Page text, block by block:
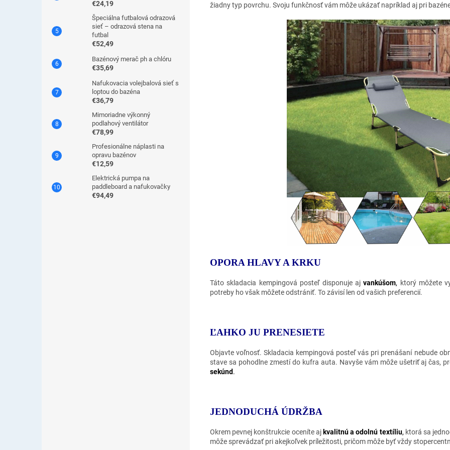
€24,19
Špeciálna futbalová odrazová
sieť – odrazová stena na
futbal
€52,49
Bazénový merač ph a chlóru
€35,69
Nafukovacia volejbalová sieť s
loptou do bazéna
€36,79
Mimoriadne výkonný
podlahový ventilátor
€78,99
Profesionálne náplasti na
opravu bazénov
€12,59
Elektrická pumpa na
paddleboard a nafukovačky
€94,49
žiadny typ povrchu. Svoju funkčnosť vám môže ukázať napríklad aj pri
OPORA HLAVY A KRKU
Táto skladacia kempingová posteľ disponuje ajvankúšom, ktorý môžete
potreby ho však môžete odstrániť. To závisí len od vašich preferencií.
ĽAHKO JU PRENESIETE
Objavte voľnosť. Skladacia kempingová posteľ vás pri prenášaní nebude
stave sa pohodlne zmestí do kufra auta. Navyše vám môže ušetriť aj čas,
sekúnd.
JEDNODUCHÁ ÚDRŽBA
Okrem pevnej konštrukcie oceníte aj kvalitnú a odolnú textíliu,ktorá sa
môže sprevádzať pri akejkoľvek príležitosti, pričom môže byť vždy